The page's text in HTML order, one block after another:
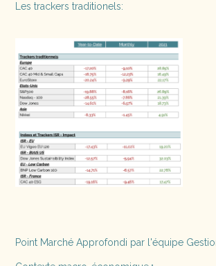
Les trackers traditionels:
Point Marché Approfondi par l'équipe